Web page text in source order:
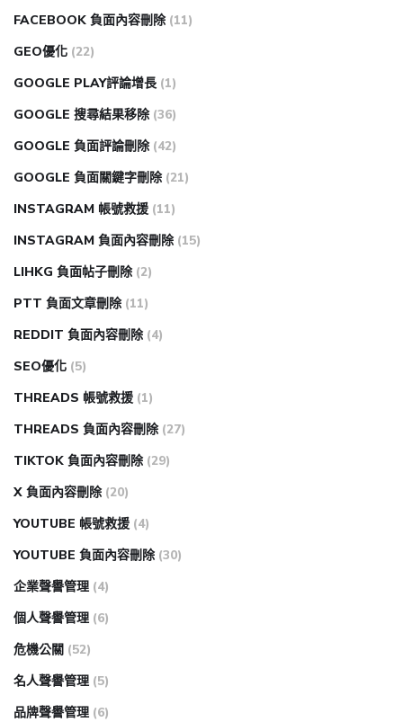
FACEBOOK 負面內容刪除 (11)
GEO優化 (22)
GOOGLE PLAY評論增長 (1)
GOOGLE 搜尋結果移除 (36)
GOOGLE 負面評論刪除 (42)
GOOGLE 負面關鍵字刪除 (21)
INSTAGRAM 帳號救援 (11)
INSTAGRAM 負面內容刪除 (15)
LIHKG 負面帖子刪除 (2)
PTT 負面文章刪除 (11)
REDDIT 負面內容刪除 (4)
SEO優化 (5)
THREADS 帳號救援 (1)
THREADS 負面內容刪除 (27)
TIKTOK 負面內容刪除 (29)
X 負面內容刪除 (20)
YOUTUBE 帳號救援 (4)
YOUTUBE 負面內容刪除 (30)
企業聲譽管理 (4)
個人聲譽管理 (6)
危機公關 (52)
名人聲譽管理 (5)
品牌聲譽管理 (6)